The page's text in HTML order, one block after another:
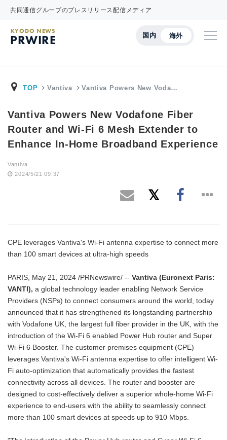
共同通信グループのプレスリリース配信メディア
国内 海外
KYODO NEWS
PRWIRE
TOP Vantiva Vantiva Powers New Voda…
Vantiva Powers New Vodafone Fiber
Router and Wi-Fi 6 Mesh Extender to
Enhance In-Home Broadband Experience
Vantiva
2024/5/21 09:37
CPE leverages Vantiva's Wi-Fi antenna expertise to connect more
than 100 smart devices at ultra-high speeds
PARIS, May 21, 2024 /PRNewswire/ -- Vantiva (Euronext Paris:
VANTI), a global technology leader enabling Network Service
Providers (NSPs) to connect consumers around the world, today
announced that it has strengthened its longstanding partnership
with Vodafone UK, the largest full fiber provider in the UK, with the
introduction of the Wi-Fi 6 enabled Power Hub router and Super
Wi-Fi 6 Booster. The customer premises equipment (CPE)
leverages Vantiva's Wi-Fi antenna expertise to offer intelligent Wi-
Fi auto-optimization that automatically provides the fastest
connectivity across all devices. The router and booster are
designed to cost-effectively deliver a superior whole-home Wi-Fi
experience to end-users with the ability to seamlessly connect
more than 100 smart devices at speeds up to 910 Mbps.